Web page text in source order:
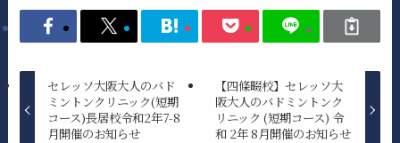
セレッソ大阪大人のバド
ミントンクリニック(短期
コース)長居校令和2年7-8
月開催のお知らせ
【四條畷校】セレッソ大
阪大人のバドミントンク
リニック (短期コース) 令
和 2年 8月開催のお知らせ